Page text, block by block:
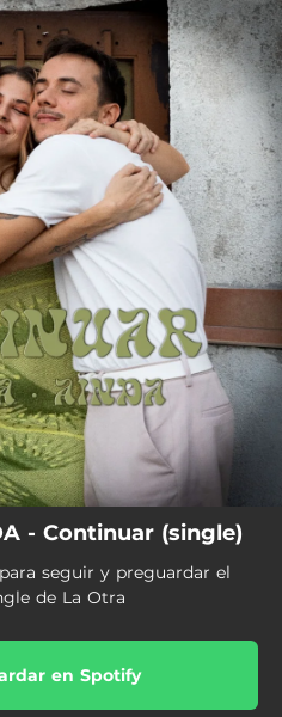
- Continuar (single)
seguir y preguardar el
de La Otra
en Spotify